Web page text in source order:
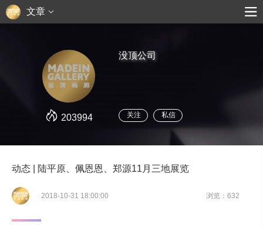
文章
203994
没顶公司
关注 私信
动态 | 陆平原、佩恩恩、郑源11月三地展览
2018-10-31 18:00:00 浏览：632